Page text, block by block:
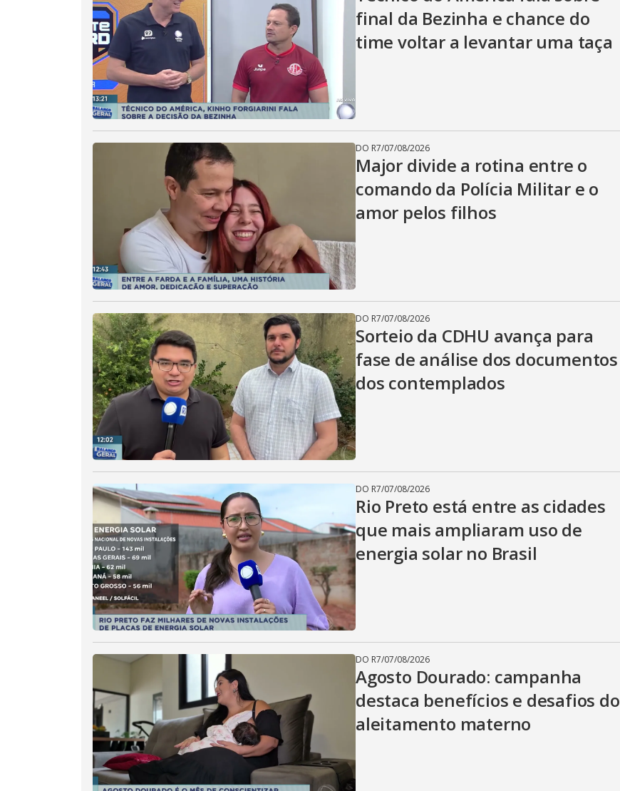
final da Bezinha e chance do
time voltar a levantar uma taça
DO R7/07/08/2026
Major divide a rotina entre o
comando da Polícia Militar e o
amor pelos filhos
DO R7/07/08/2026
Sorteio da CDHU avança para
fase de análise dos documentos
dos contemplados
DO R7/07/08/2026
Rio Preto está entre as cidades
que mais ampliaram uso de
energia solar no Brasil
DO R7/07/08/2026
Agosto Dourado: campanha
destaca benefícios e desafios do
aleitamento materno